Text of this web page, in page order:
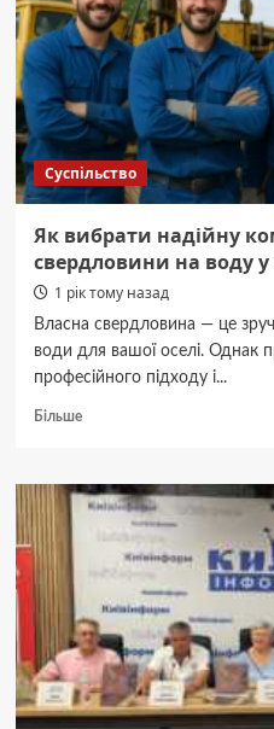
виглядати
як
нові
Суспільство
Як вибрати надійну
свердловини на воду
1 рік тому назад
Власна свердловина — це
води для вашої оселі. Однак
професійного підходу і...
БільшеДокладніше
вибрати
надійну
компанію
буріння
свердловини
на
воду
у
вашому
місті